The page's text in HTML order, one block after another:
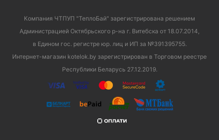
Компания ЧТПУП "ТеплоБай" зарегистрирована решением
Администрацией Октябрьского р-на г. Витебска от 18.07.2014,
в Едином гос. регистре юр. лиц и ИП за №391395755.
Интернет-магазин kotelok.by зарегистрирован в Торговом реестре
Республики Беларусь 27.12.2019.